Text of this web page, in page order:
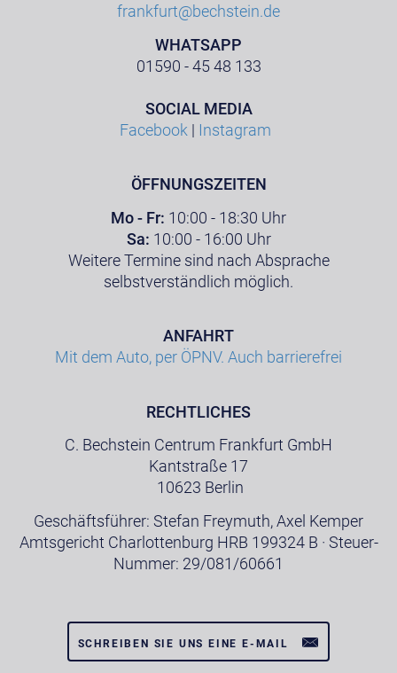
frankfurt@bechstein.de
WHATSAPP
01590 - 45 48 133
SOCIAL MEDIA
Facebook | Instagram
ÖFFNUNGSZEITEN
Mo - Fr: 10:00 - 18:30 Uhr
Sa: 10:00 - 16:00 Uhr
Weitere Termine sind nach Absprache
selbstverständlich möglich.
ANFAHRT
Mit dem Auto, per ÖPNV. Auch barrierefrei
RECHTLICHES
C. Bechstein Centrum Frankfurt GmbH
Kantstraße 17
10623 Berlin
Geschäftsführer: Stefan Freymuth, Axel Kemper
Amtsgericht Charlottenburg HRB 199324 B · Steuer-
Nummer: 29/081/60661
SCHREIBEN SIE UNS EINE E-MAIL